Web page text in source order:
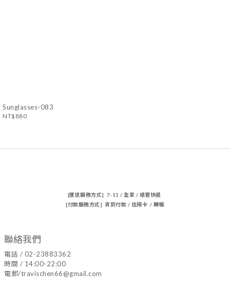
Sunglasses-083
NT$880
[運送服務方式] 7-11 / 全家 / 順豐快遞
[付款服務方式] 貨到付款 / 信用卡 / 轉帳
聯絡我們
電話 / 02-23883362
時間 / 14:00-22:00
電郵/travischen66@gmail.com